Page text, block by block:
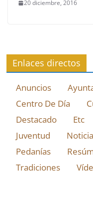
20 diciembre, 2016
Enlaces directos
Anuncios
Centro De Día
Destacado
Etc
Juventud
Pedanías
Tradiciones